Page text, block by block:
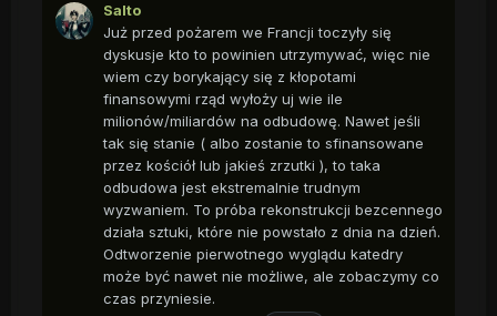
Salto
Już przed pożarem we Francji toczyły się
dyskusje kto to powinien utrzymywać, więc nie
wiem czy borykający się z kłopotami
finansowymi rząd wyłoży uj wie ile
milionów/miliardów na odbudowę. Nawet jeśli
tak się stanie ( albo zostanie to sfinansowane
przez kościół lub jakieś zrzutki ), to taka
odbudowa jest ekstremalnie trudnym
wyzwaniem. To próba rekonstrukcji bezcennego
działa sztuki, które nie powstało z dnia na dzień.
Odtworzenie pierwotnego wyglądu katedry
może być nawet nie możliwe, ale zobaczymy co
czas przyniesie.